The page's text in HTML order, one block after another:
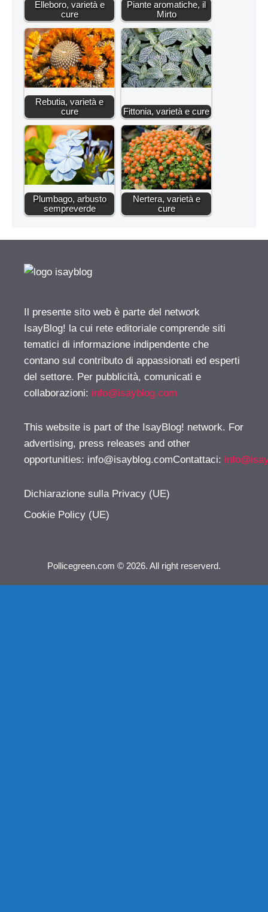
Elleboro, varietà e
cure
Piante aromatiche, il
Mirto
Rebutia, varietà e
cure
Fittonia, varietà e cure
Plumbago, arbusto
sempreverde
Nertera, varietà e
cure
Il presente sito web è parte del network
IsayBlog! la cui rete editoriale comprende siti
tematici di informazione indipendente che
contano sul contributo di appassionati ed esperti
del settore. Per pubblicità, comunicati e
collaborazioni: info@isayblog.com
This website is part of the IsayBlog! network. For
advertising, press releases and other
opportunities: info@isayblog.comContattaci:
Dichiarazione sulla Privacy (UE)
Cookie Policy (UE)
Pollicegreen.com © 2026. All right reserverd.